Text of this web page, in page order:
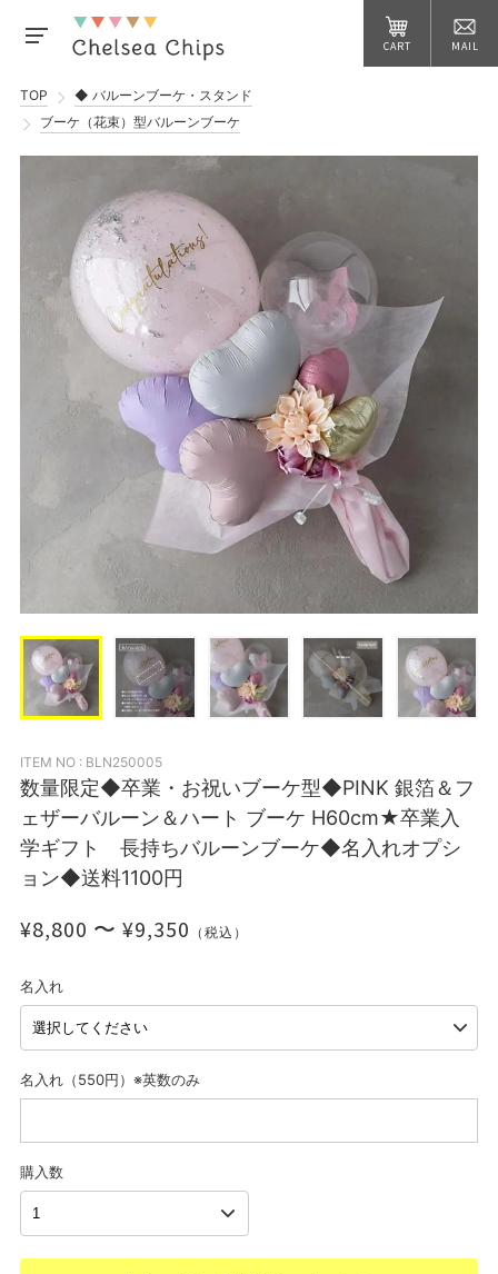
CART MAIL
TOP
◆ バルーンブーケ・スタンド
ブーケ（花束）型バルーンブーケ
ITEM NO : BLN250005
数量限定◆卒業・お祝いブーケ型◆PINK 銀箔＆フ
ェザーバルーン＆ハート ブーケ H60cm★卒業入
学ギフト 長持ちバルーンブーケ◆名入れオプシ
ョン◆送料1100円
¥8,800 〜 ¥9,350 （税込）
名入れ
名入れ（550円）※英数のみ
購入数